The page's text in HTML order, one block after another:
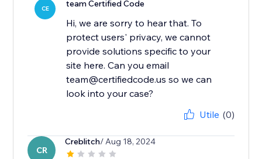
CE team Certified Code
Hi, we are sorry to hear that. To
protect users' privacy, we cannot
provide solutions specific to your
site here. Can you email
team@certifiedcode.us so we can
look into your case?
Utile (0)
CR
Creblitch/ Aug 18, 2024